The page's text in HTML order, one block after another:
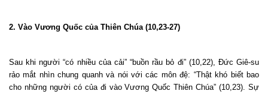
2. Vào Vương Quốc của Thiên Chúa (10,23-27)
Sau khi người “có nhiều của cải” “buồn rầu bỏ đi” (10,22), Đức Giê-su
rảo mắt nhìn chung quanh và nói với các môn đệ: “Thật khó biết bao
cho những người có của đi vào Vương Quốc Thiên Chúa” (10,23). Sự